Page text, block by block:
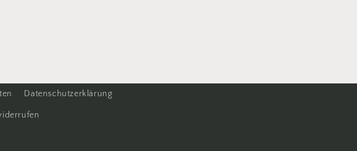
Datenschutzerklärung